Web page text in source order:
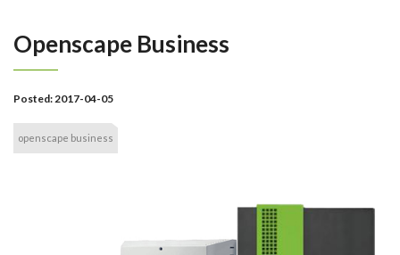
Openscape Business
Posted:2017-04-05
openscape business